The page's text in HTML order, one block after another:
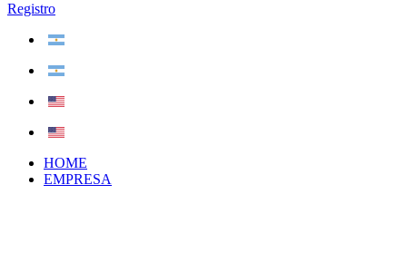
Registro
HOME
EMPRESA